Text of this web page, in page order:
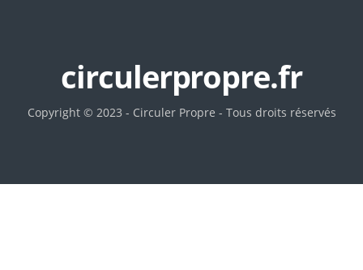
circulerpropre.fr
Copyright © 2023 - Circuler Propre - Tous droits réservés